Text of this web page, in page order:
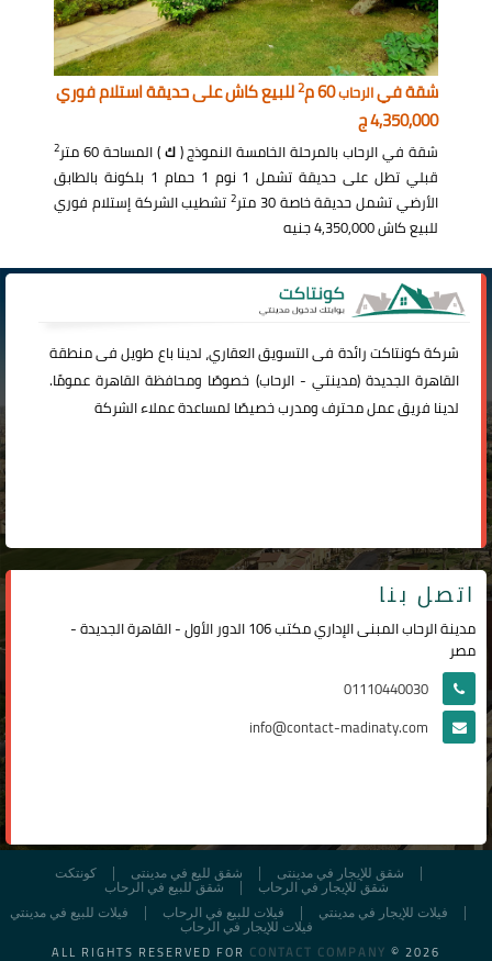
شقة فيالرحاب60 م 2للبيع كاش على حديقة استلام فوري
4,350,000 ج
شقة في الرحاب بالمرحلة الخامسة النموذج (ك) المساحة 60 متر 2
قبلي تطل على حديقة تشمل 1 نوم 1 حمام 1 بلكونة بالطابق
الأرضي تشمل حديقة خاصة 30 متر
2تشطيب الشركة إستلام فوري
للبيع كاش 4,350,000 جنيه
شركةكونتاكترائدة فى التسويق العقاري، لدينا باع طويل فى منطقة
القاهرة الجديدة (مدينتي -الرحاب) خصوصًا ومحافظة القاهرة عمومًا.
لدينا فريق عمل محترف ومدرب خصيصًا لمساعدة عملاء الشركة
اتصل بنا
مدينة الرحاب المبنى الإداري مكتب 106 الدور الأول - القاهرة الجديدة -
مصر
01110440030
info@contact-madinaty.com
كونتكت شقق لليع في مدينتى
شقق للإيجار في مدينتى
شقق للبيع في الرحاب
شقق للإيجار في الرحاب
فيلات للبيع في مدينتي
فيلات للبيع في الرحاب
فيلات للإيجار في مدينتي
فيلات للإيجار في الرحاب
ALL RIGHTS RESERVED FOR CONTACT COMPANY © 2026